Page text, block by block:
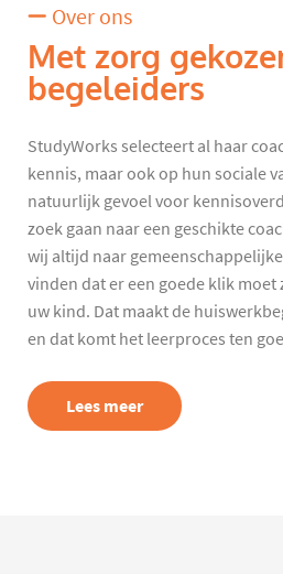
Over ons
Met zorg
begeleiders
StudyWorks selecteert al haar
kennis, maar ook op hun sociale
natuurlijk gevoel voor
zoek gaan naar een geschikte
wij altijd naar
vinden dat er een goede klik moet
uw kind. Dat maakt de
en dat komt het leerproces ten
Lees meer